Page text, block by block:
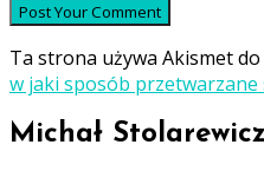
Ta strona używa Akismet
w jaki sposób
Michał Stolarewicz